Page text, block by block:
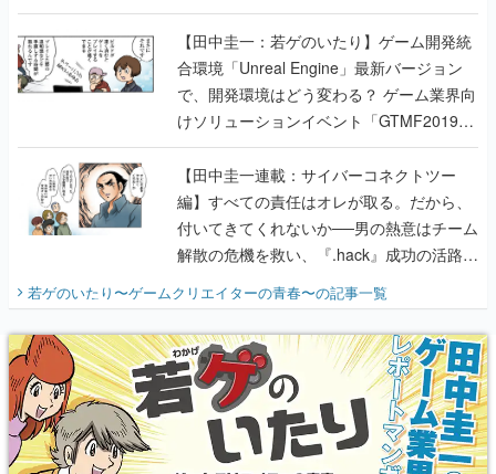
のいたり】
【田中圭一：若ゲのいたり】ゲーム開発統
合環境「Unreal Engine」最新バージョン
で、開発環境はどう変わる？ ゲーム業界向
けソリューションイベント「GTMF2019」
に行って、より理解を深めよう【PR】
【田中圭一連載：サイバーコネクトツー
編】すべての責任はオレが取る。だから、
付いてきてくれないか──男の熱意はチーム
解散の危機を救い、『.hack』成功の活路を
開く。業界の快男児・松山 洋に流れる血は
『少年ジャンプ』色だった【若ゲのいた
り】
若ゲのいたり〜ゲームクリエイターの青春〜の記事一覧